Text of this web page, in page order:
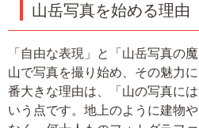
山岳写真を始める理由
「自由な表現」と「山岳写真の魔
山で写真を撮り始め、その魅力
番大きな理由は、「山の写真に
いう点です。地上のように建物